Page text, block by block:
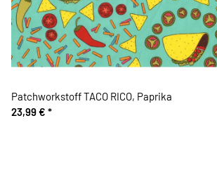
Patchworkstoff TACO RICO, Paprika
23,99 € *